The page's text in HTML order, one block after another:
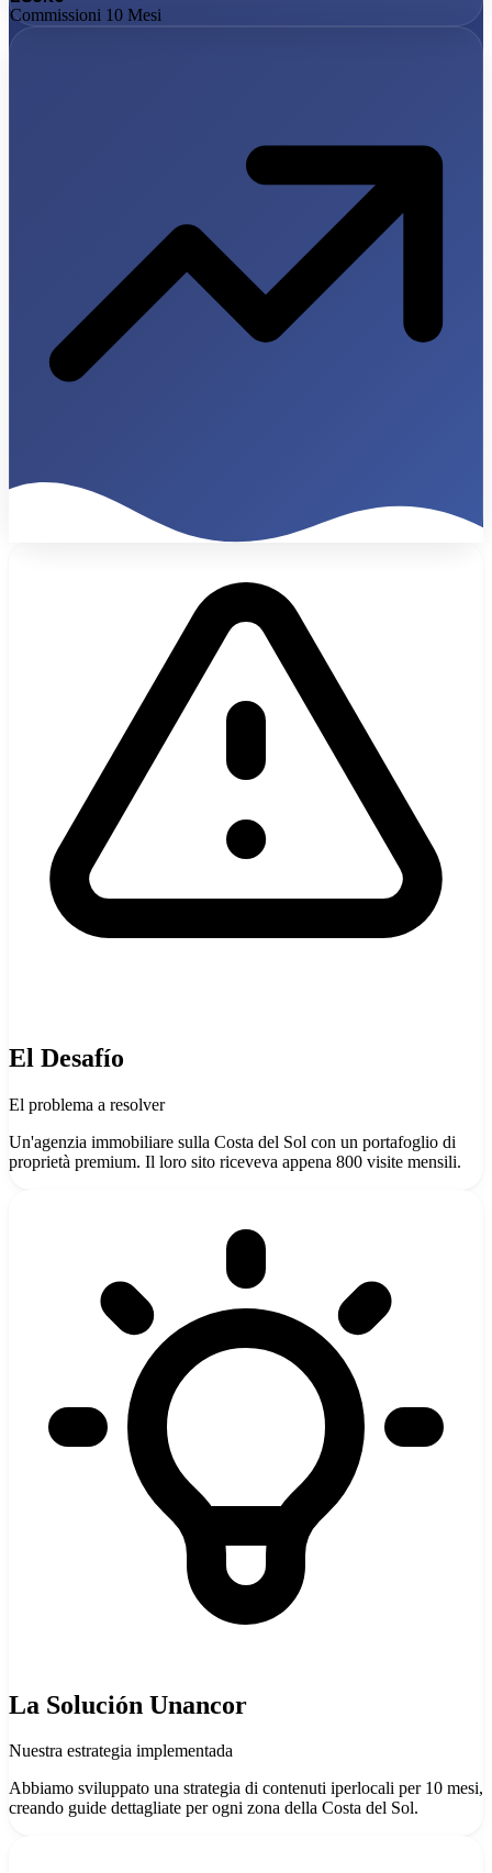
Commissioni 10 Mesi
Traffico Internazionale
El Desafío
El problema a resolver
Un'agenzia immobiliare sulla Costa del Sol con un portafoglio di
proprietà premium. Il loro sito riceveva appena 800 visite mensili.
La Solución Unancor
Nuestra estrategia implementada
Abbiamo sviluppato una strategia di contenuti iperlocali per 10 mesi,
creando guide dettagliate per ogni zona della Costa del Sol.